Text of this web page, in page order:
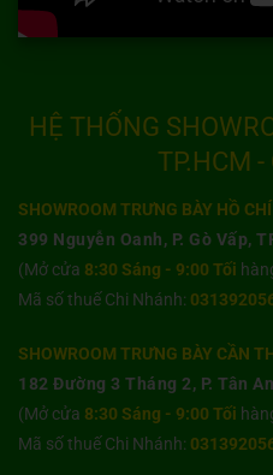
HỆ THỐNG
TP.HCM
SHOWROOM TRƯNG BÀY HỒ
399 Nguyễn Oanh, P. Gò Vấp,
(Mở cửa 8:30 Sáng - 9:00 Tối
Mã số thuế Chi Nhánh:
SHOWROOM TRƯNG BÀY CẦN
182 Đường 3 Tháng 2, P. Tân
(Mở cửa 8:30 Sáng - 9:00 Tối
Mã số thuế Chi Nhánh: